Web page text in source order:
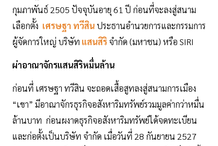
กุมภาพันธ์ 2505 ปัจจุบันอายุ 61 ปี ก่อนที่จะลงสู่สนาม
เลือกตั้ง เศรษฐา ทวีสิน ประธานอำนวยการและกรรมการ
ผู้จัดการใหญ่ บริษัท แสนสิริ จำกัด (มหาชน) หรือ SIRI
ผ่าอาณาจักรแสนสิริหมื่นล้าน
ก่อนที่ เศรษฐา ทวีสิน จะถอดเสื้อสูทลงสู่สนามการเมือง
“เขา” มีอาณาจักรธุรกิจอสังหาริมทรัพย์รวมมูลค่ากว่าหมื่น
ล้านบาท ก่อนผงาดธุรกิจอสังหาริมทรัพย์ได้จดทะเบียน
และก่อตั้งเป็นบริษัท จำกัด เมื่อวันที่ 28 กันยายน 2527